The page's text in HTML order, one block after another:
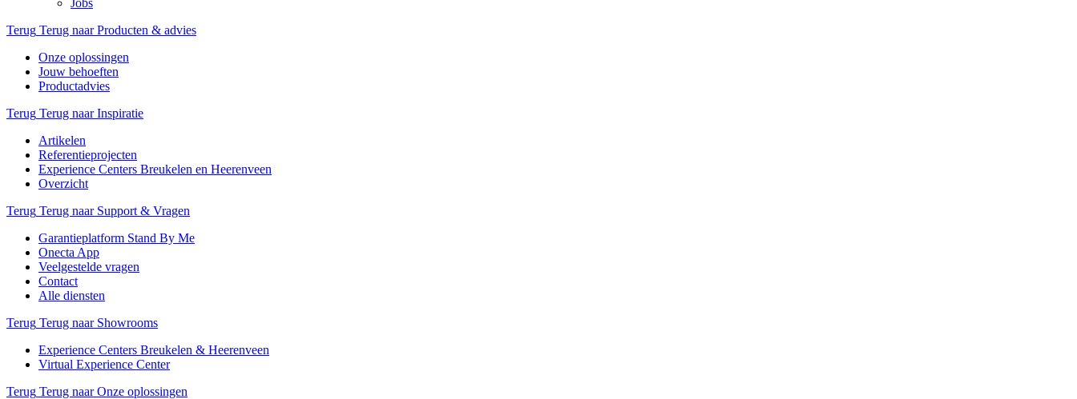
Jobs
Terug Terug naar Producten & advies
Onze oplossingen
Jouw behoeften
Productadvies
Terug Terug naar Inspiratie
Artikelen
Referentieprojecten
Experience Centers Breukelen en Heerenveen
Overzicht
Terug Terug naar Support & Vragen
Garantieplatform Stand By Me
Onecta App
Veelgestelde vragen
Contact
Alle diensten
Terug Terug naar Showrooms
Experience Centers Breukelen & Heerenveen
Virtual Experience Center
Terug Terug naar Onze oplossingen